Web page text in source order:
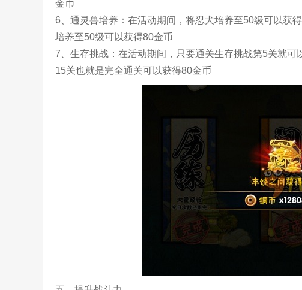
金币
6、通灵兽培养：在活动期间，将忍犬培养至50级可以获
培养至50级可以获得80金币
7、生存挑战：在活动期间，只要通关生存挑战第5关就
15关也就是完全通关可以获得80金币